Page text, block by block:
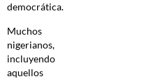
democrática.
Muchos
nigerianos,
incluyendo
aquellos